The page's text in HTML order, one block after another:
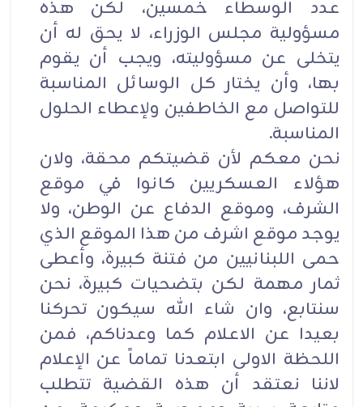
عدد الوسطاء خمسين، لكن هذه
مسؤولية مجلس الوزراء، لا يحق له أن
يتخلى عن مسؤوليته، ويجب أن يقوم
بها، وأن يختار كل الوسائل المناسبة
للتواصل مع الخاطفين ولإعطاء الحلول
المناسبة.
نحن معكم لأن قضيتكم محقة، ولان
هؤلاء العسكريين كانوا في موقع
الشرف، وموقع الدفاع عن الوطن، ولا
يوجد موقع اشرف من هذا الموقع الذي
حمى اللبنانيين من فتنة كبيرة، وأعطى
ثمار مهمة لكن بتضحيات كبيرة، نحن
سنتابع، وان شاء الله سيكون تحركنا
بعيدا عن الاعلام كما وعدناكم، فمن
اللحظة الاولى ابتعدنا تماماً عن الإعلام
لاننا نعتقد أن هذه القضية تتطلب